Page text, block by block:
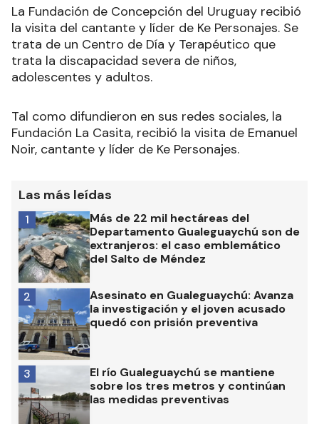
La Fundación de Concepción del Uruguay recibió
la visita del cantante y líder de Ke Personajes. Se
trata de un Centro de Día y Terapéutico que
trata la discapacidad severa de niños,
adolescentes y adultos.
Tal como difundieron en sus redes sociales, la
Fundación La Casita, recibió la visita de Emanuel
Noir, cantante y líder de Ke Personajes.
Las más leídas
Más de 22 mil hectáreas del
Departamento Gualeguaychú son de
extranjeros: el caso emblemático
del Salto de Méndez
1
Asesinato en Gualeguaychú: Avanza
la investigación y el joven acusado
quedó con prisión preventiva
2
El río Gualeguaychú se mantiene
sobre los tres metros y continúan
las medidas preventivas
3